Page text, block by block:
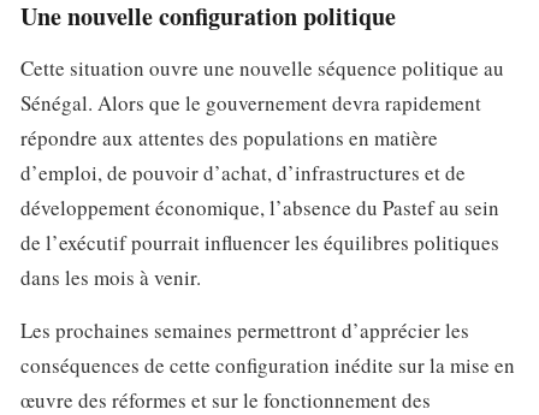
Une nouvelle configuration politique
Cette situation ouvre une nouvelle séquence politique au
Sénégal. Alors que le gouvernement devra rapidement
répondre aux attentes des populations en matière
d’emploi, de pouvoir d’achat, d’infrastructures et de
développement économique, l’absence du Pastef au sein
de l’exécutif pourrait influencer les équilibres politiques
dans les mois à venir.
Les prochaines semaines permettront d’apprécier les
conséquences de cette configuration inédite sur la mise en
œuvre des réformes et sur le fonctionnement des